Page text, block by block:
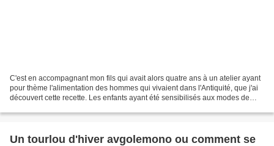
C'est en accompagnant mon fils qui avait alors quatre ans à un atelier ayant
pour thème l'alimentation des hommes qui vivaient dans l'Antiquité, que j'ai
découvert cette recette. Les enfants ayant été sensibilisés aux modes de
Un tourlou d'hiver avgolemono ou comment se